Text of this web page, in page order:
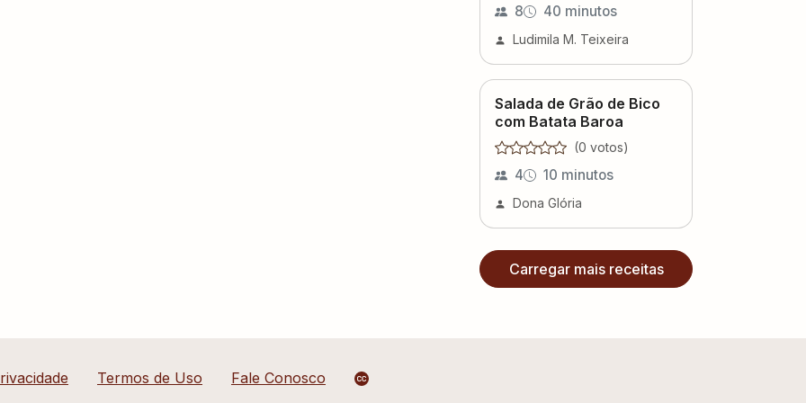
8 40 minutos
Ludimila M. Teixeira
Salada de Grão de Bico
com Batata Baroa
(0 votos)
4 10 minutos
Dona Glória
Carregar mais receitas
Termos de Uso Fale Conosco